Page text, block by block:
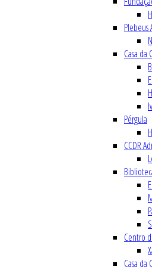
Plebeus
Casa da
Pérgula
CCDR
Centro
Casa da